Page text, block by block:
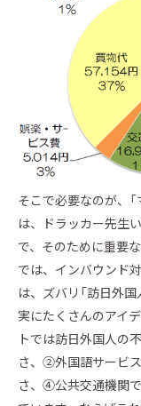
そこで必要なのが、
は、ドラッカー先生
で、そのために重要な
では、インバウンド
は、ズバリ「訪日外
実にたくさんのアイ
トでは訪日外国人の
さ、②外国語サービ
さ、④公共交通機関